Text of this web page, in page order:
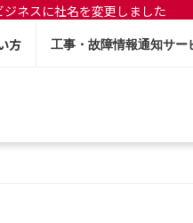
ネスに社名を変更しました
方 工事・故障情報通知サー